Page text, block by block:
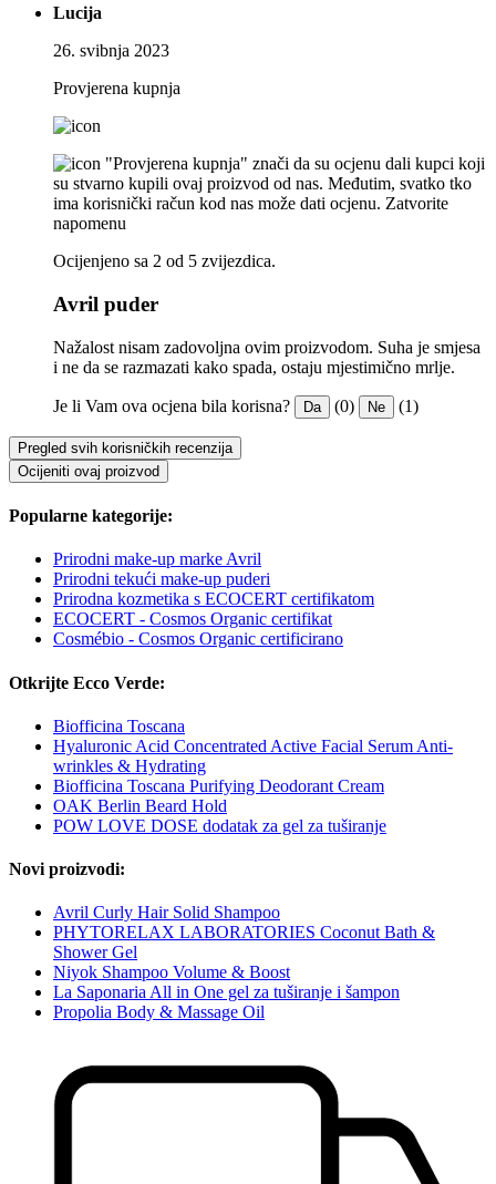
Lucija
26. svibnja 2023
Provjerena kupnja
"Provjerena kupnja" znači da su ocjenu dali kupci koji
su stvarno kupili ovaj proizvod od nas. Međutim, svatko tko
ima korisnički račun kod nas može dati ocjenu. Zatvorite
napomenu
Ocijenjeno sa 2 od 5 zvijezdica.
Avril puder
Nažalost nisam zadovoljna ovim proizvodom. Suha je smjesa
i ne da se razmazati kako spada, ostaju mjestimično mrlje.
Je li Vam ova ocjena bila korisna? Da (0) Ne (1)
Pregled svih korisničkih recenzija
Ocijeniti ovaj proizvod
Popularne kategorije:
Prirodni make-up marke Avril
Prirodni tekući make-up puderi
Prirodna kozmetika s ECOCERT certifikatom
ECOCERT - Cosmos Organic certifikat
Cosmébio - Cosmos Organic certificirano
Otkrijte Ecco Verde:
Biofficina Toscana
Hyaluronic Acid Concentrated Active Facial Serum Anti-
wrinkles & Hydrating
Biofficina Toscana Purifying Deodorant Cream
OAK Berlin Beard Hold
POW LOVE DOSE dodatak za gel za tuširanje
Novi proizvodi:
Avril Curly Hair Solid Shampoo
PHYTORELAX LABORATORIES Coconut Bath &
Shower Gel
Niyok Shampoo Volume & Boost
La Saponaria All in One gel za tuširanje i šampon
Propolia Body & Massage Oil